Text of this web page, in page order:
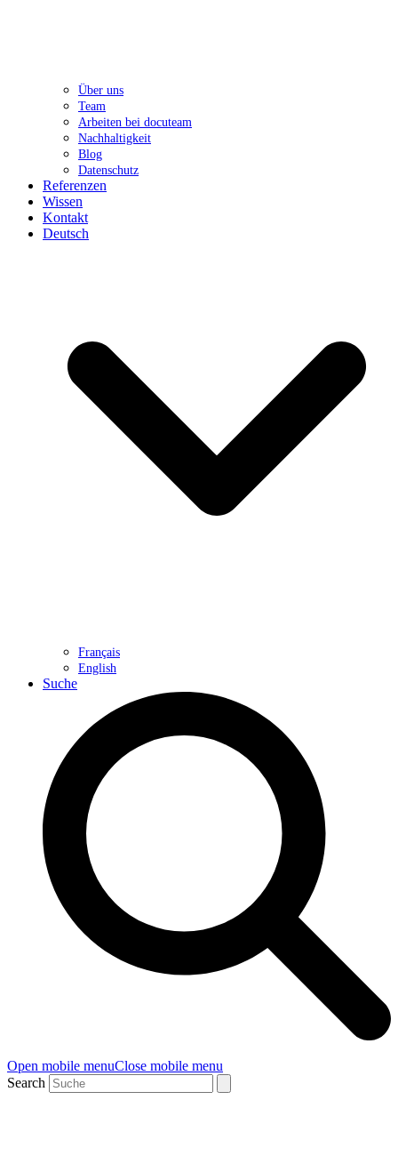
Über uns
Team
Arbeiten bei docuteam
Nachhaltigkeit
Blog
Datenschutz
Referenzen
Wissen
Kontakt
Deutsch
Français
English
Suche
Open mobile menuClose mobile menu
Search